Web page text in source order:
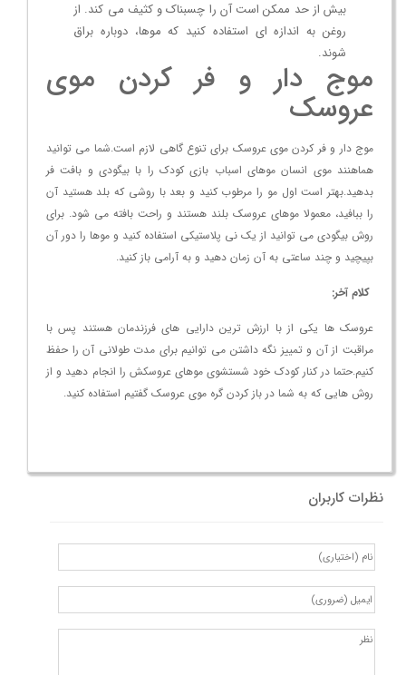
بیش از حد ممکن است آن را چسبناک و کثیف می کند. از
روغن به اندازه ای استفاده کنید که موها، دوباره براق
شوند.
موج دار و فر کردن موی
عروسک
موج دار و فر کردن موی عروسک برای تنوع گاهی لازم است.شما می توانید
هماهنند موی انسان موهای اسباب بازی کودک را با بیگودی و بافت فر
بدهید.بهتر است اول مو را مرطوب کنید و بعد با روشی که بلد هستید آن
را ببافید، معمولا موهای عروسک بلند هستند و راحت بافته می شود. برای
روش بیگودی می توانید از یک نی پلاستیکی استفاده کنید و موها را دور آن
بپیچید و چند ساعتی به آن زمان دهید و به آرامی باز کنید.
کلام آخر:
عروسک ها یکی از با ارزش ترین دارایی های فرزندمان هستند پس با
مراقبت از آن و تمییز نگه داشتن می توانیم برای مدت طولانی آن را حفظ
کنیم.حتما در کنار کودک خود شستشوی موهای عروسکش را انجام دهید و از
روش هایی که به شما در باز کردن گره موی عروسک گفتیم استفاده کنید.
نظرات کاربران